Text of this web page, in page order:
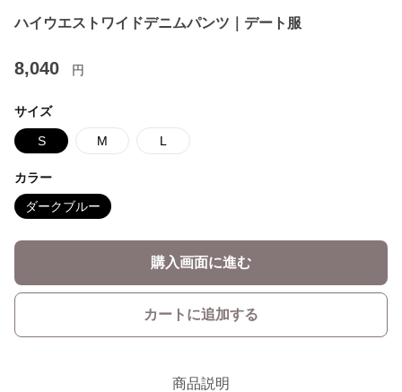
ハイウエストワイドデニムパンツ｜デート服
8,040 円
サイズ
S M L
カラー
ダークブルー
購入画面に進む
カートに追加する
商品説明